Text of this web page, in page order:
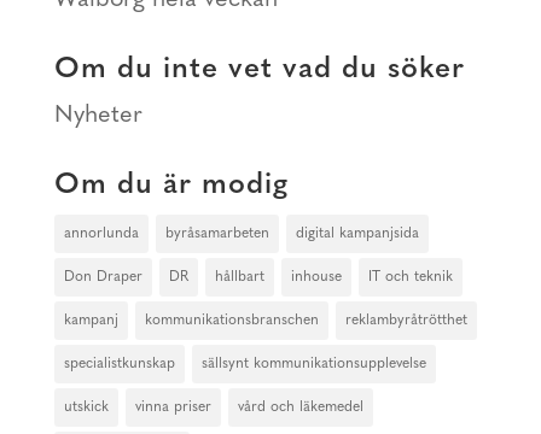
Om du inte vet vad du söker
Nyheter
Om du är modig
annorlunda byråsamarbeten digital kampanjsida
Don Draper DR hållbart inhouse IT och teknik
kampanj kommunikationsbranschen reklambyråtrötthet
specialistkunskap sällsynt kommunikationsupplevelse
utskick vinna priser vård och läkemedel